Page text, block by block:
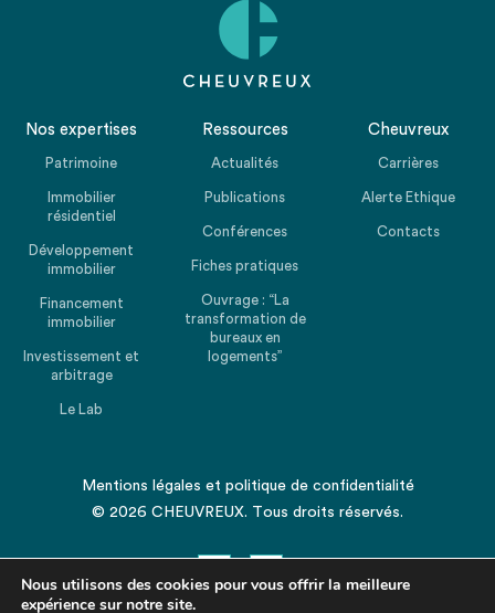
Nos expertises
Patrimoine
Immobilier
résidentiel
Développement
immobilier
Financement
immobilier
Investissement et
arbitrage
Le Lab
Ressources
Actualités
Publications
Conférences
Fiches pratiques
Ouvrage : “La
transformation de
bureaux en
logements”
Cheuvreux
Carrières
Alerte Ethique
Contacts
Mentions légales et politique de confidentialité
© 2026 CHEUVREUX. Tous droits réservés.
Nous utilisons des cookies pour vous offrir la meilleure
expérience sur notre site.